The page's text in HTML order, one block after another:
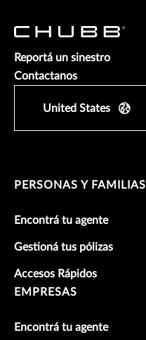
Reportá un sinestro
Contactanos
United States
PERSONAS Y FAMILIAS
Encontrá tu agente
Gestioná tus pólizas
Accesos Rápidos
EMPRESAS
Encontrá tu agente